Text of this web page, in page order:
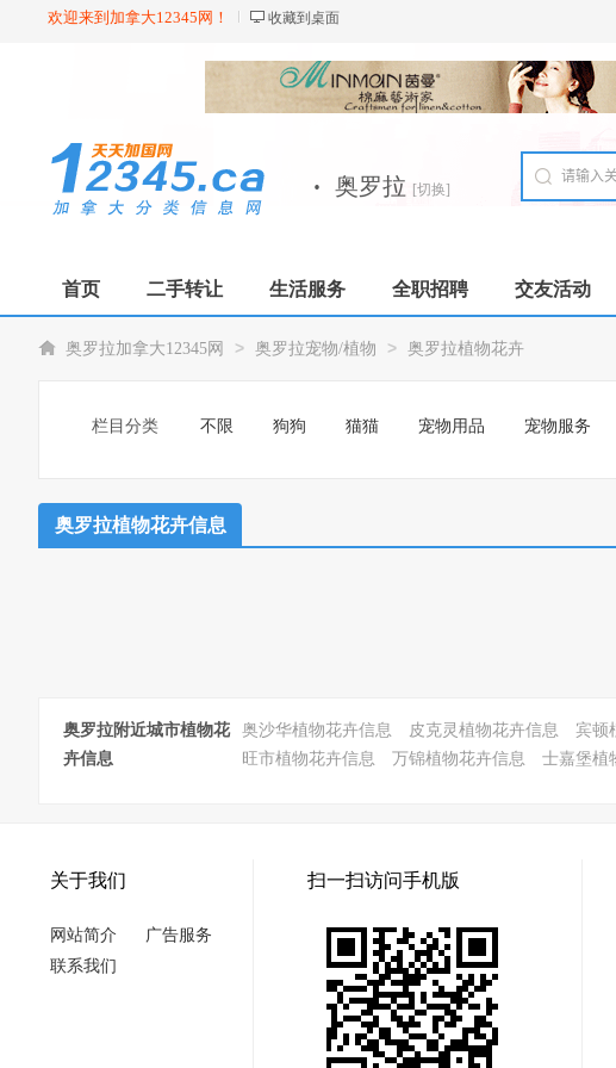
欢迎来到加拿大12345网！ 收藏到桌面
· 奥罗拉 [切换]
首页 二手转让 生活服务 全职招聘 交友活动
奥罗拉加拿大12345网 > 奥罗拉宠物/植物 > 奥罗拉植物花卉
栏目分类 不限 狗狗 猫猫 宠物用品 宠物服务
奥罗拉植物花卉信息
奥罗拉附近城市植物花
卉信息
奥沙华植物花卉信息 皮克灵植物花卉信息 宾顿
旺市植物花卉信息
万锦植物花卉信息 士嘉堡植
关于我们
网站简介
广告服务
联系我们
扫一扫访问手机版